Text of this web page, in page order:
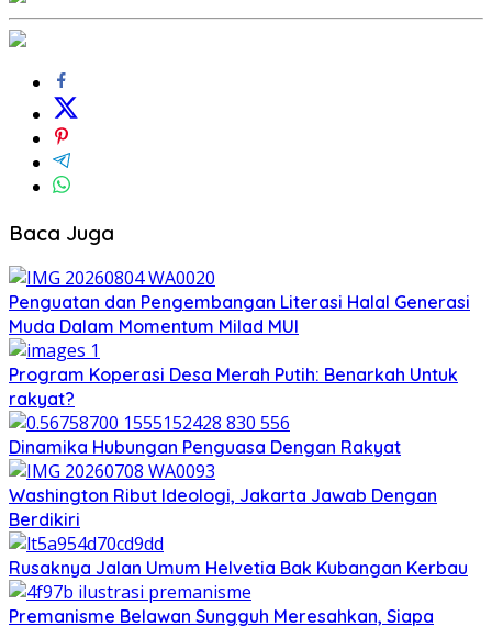
Baca Juga
Penguatan dan Pengembangan Literasi Halal Generasi
Muda Dalam Momentum Milad MUI
Program Koperasi Desa Merah Putih: Benarkah Untuk
rakyat?
Dinamika Hubungan Penguasa Dengan Rakyat
Washington Ribut Ideologi, Jakarta Jawab Dengan
Berdikiri
Rusaknya Jalan Umum Helvetia Bak Kubangan Kerbau
Premanisme Belawan Sungguh Meresahkan, Siapa